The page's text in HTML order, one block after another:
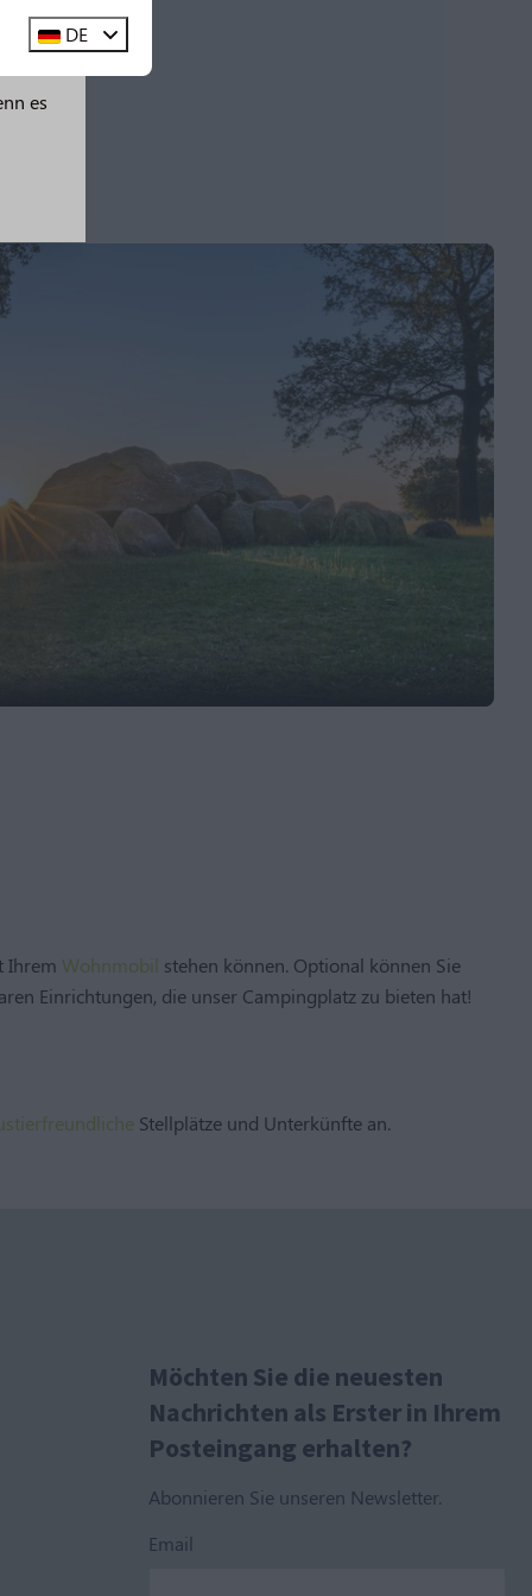
IhremWohnmobil stehen können. Optional können Sie
Einrichtungen, die unser Campingplatz zu bieten hat!
Stellplätze und Unterkünfte an.
Möchten Sie die neuesten
Nachrichten als Erster in Ihrem
Posteingang erhalten?
Abonnieren Sie unseren Newsletter.
Email
es
DE